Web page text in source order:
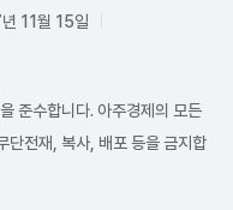
11월 15일
준수합니다. 아주경제의 모든
단전재, 복사, 배포 등을 금지합